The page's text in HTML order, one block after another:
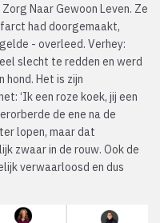
Naar Gewoon Leven. Ze
had doorgemaakt,
- overleed. Verhey:
slecht te redden en werd
hond. Het is zijn
‘Ik een roze koek, jij een
de ene na de
lopen, maar dat
zwaar in de rouw. Ook de
verwaarloosd en dus